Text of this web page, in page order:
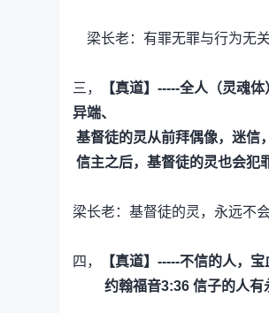
梁长老：有罪无罪与行为无关
三， 【真道】-----全人（灵魂
异端、
基督徒的灵从前拜偶像，迷信
信主之后，基督徒的灵也会犯
梁长老：基督徒的灵，永远不
四，
【真道】-----不信的人，
约翰福音3:36 信子的人有